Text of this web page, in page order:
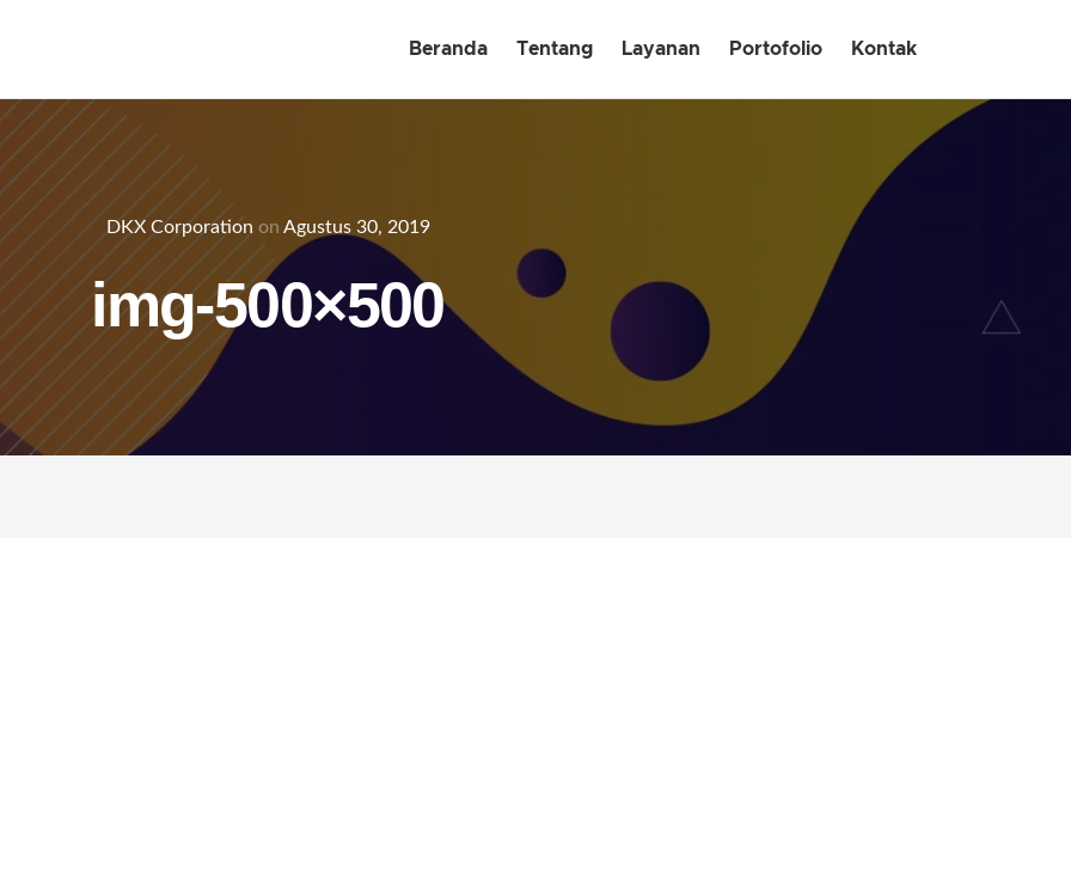
Beranda Tentang Layanan Portofolio Kontak
DKX Corporation on Agustus 30, 2019
img-500×500